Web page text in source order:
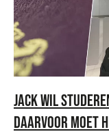
Jack wil
daarvoor moet